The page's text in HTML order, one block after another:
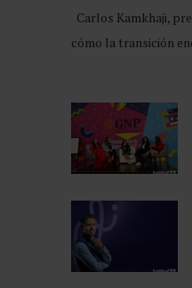
Carlos Kamkhaji,
cómo la transición